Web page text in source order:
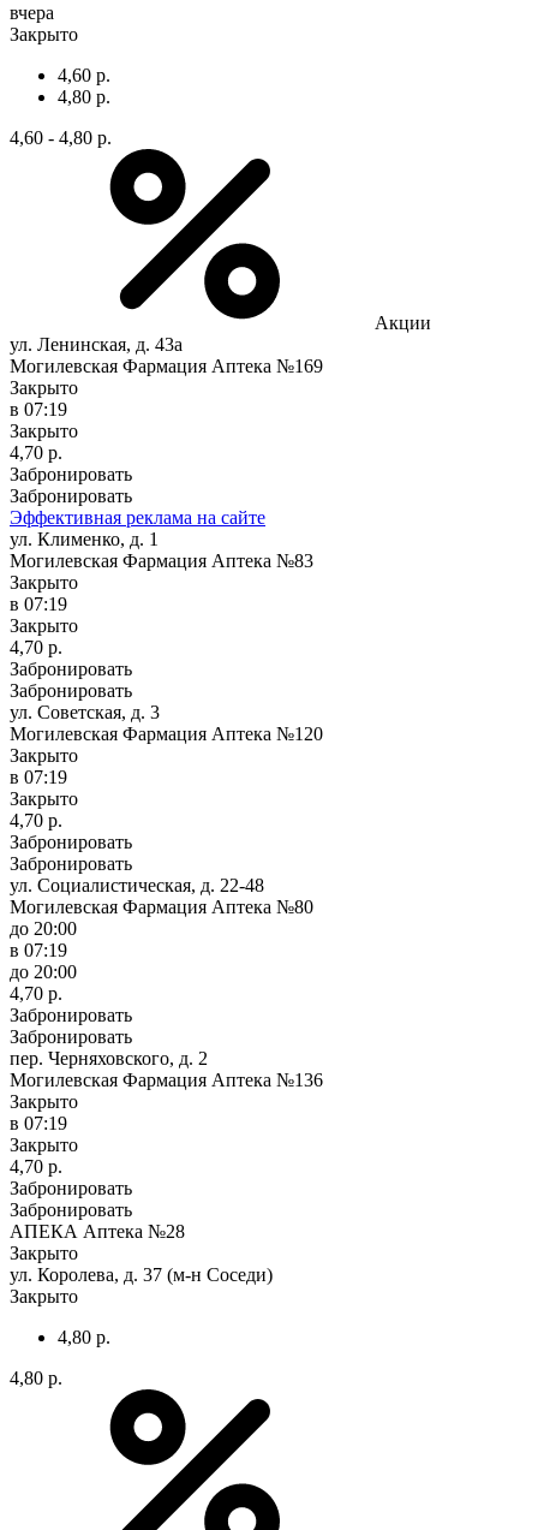
вчера
Закрыто
4,60 р.
4,80 р.
4,60 - 4,80 р.
Акции
ул. Ленинская, д. 43а
Могилевская Фармация Аптека №169
Закрыто
в 07:19
Закрыто
4,70 р.
Забронировать
Забронировать
Эффективная реклама на сайте
ул. Клименко, д. 1
Могилевская Фармация Аптека №83
Закрыто
в 07:19
Закрыто
4,70 р.
Забронировать
Забронировать
ул. Советская, д. 3
Могилевская Фармация Аптека №120
Закрыто
в 07:19
Закрыто
4,70 р.
Забронировать
Забронировать
ул. Социалистическая, д. 22-48
Могилевская Фармация Аптека №80
до 20:00
в 07:19
до 20:00
4,70 р.
Забронировать
Забронировать
пер. Черняховского, д. 2
Могилевская Фармация Аптека №136
Закрыто
в 07:19
Закрыто
4,70 р.
Забронировать
Забронировать
АПЕКА Аптека №28
Закрыто
ул. Королева, д. 37 (м-н Соседи)
Закрыто
4,80 р.
4,80 р.